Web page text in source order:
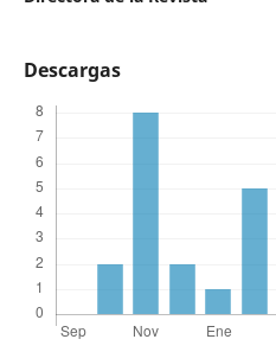
Descargas